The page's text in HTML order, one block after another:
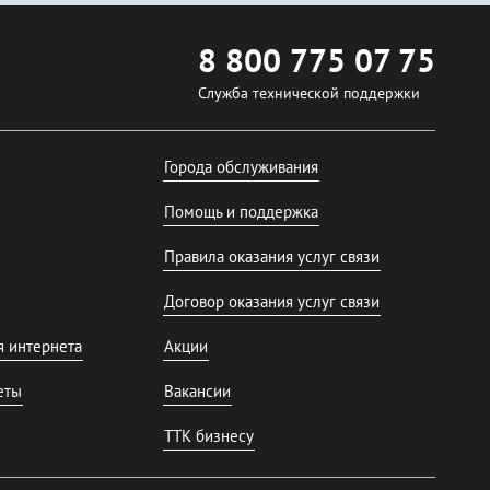
8 800 775 07 75
Служба технической поддержки
интернета
Города обслуживания
Помощь и поддержка
Правила оказания услуг связи
Договор оказания услуг связи
Акции
Вакансии
ТТК бизнесу